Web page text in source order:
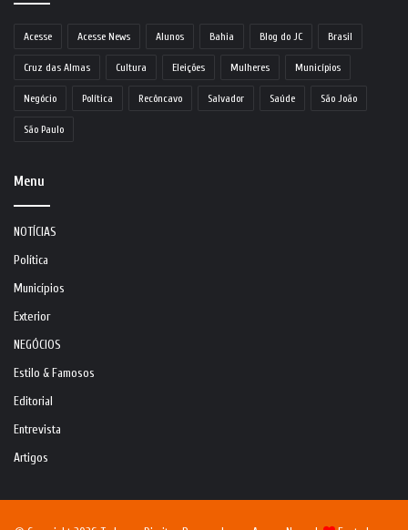
Acesse Acesse News Alunos Bahia Blog do JC Brasil
Cruz das Almas Cultura Eleições Mulheres Municípios
Negócio Política Recôncavo Salvador Saúde São João
São Paulo
Menu
NOTÍCIAS
Política
Municípios
Exterior
NEGÓCIOS
Estilo & Famosos
Editorial
Entrevista
Artigos